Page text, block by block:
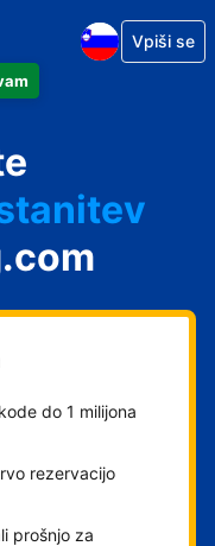
Vpiši se
do 1 milijona
rezervacijo
prošnjo za